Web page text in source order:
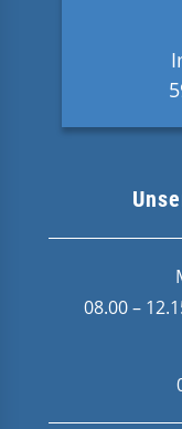
08.00 –